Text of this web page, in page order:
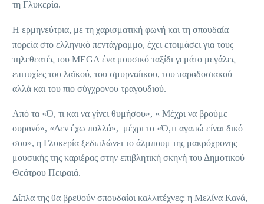
τη Γλυκερία.
Η ερμηνεύτρια, με τη χαρισματική φωνή και τη σπουδαία
πορεία στο ελληνικό πεντάγραμμο, έχει ετοιμάσει για τους
τηλεθεατές του MEGA ένα μουσικό ταξίδι γεμάτο μεγάλες
επιτυχίες του λαϊκού, του σμυρναίικου, του παραδοσιακού
αλλά και του πιο σύγχρονου τραγουδιού.
Από τα «Ό, τι και να γίνει θυμήσου», « Μέχρι να βρούμε
ουρανό», «Δεν έχω πολλά», μέχρι το «Ό,τι αγαπώ είναι δικό
σου», η Γλυκερία ξεδιπλώνει το άλμπουμ της μακρόχρονης
μουσικής της καριέρας στην επιβλητική σκηνή του Δημοτικού
Θεάτρου Πειραιά.
Δίπλα της θα βρεθούν σπουδαίοι καλλιτέχνες: η Μελίνα Κανά,